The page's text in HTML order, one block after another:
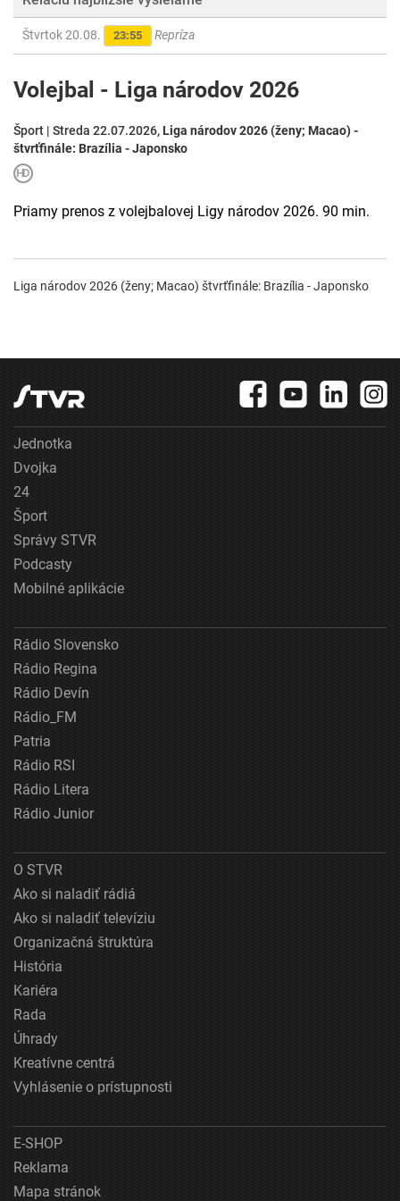
Štvrtok 20.08. 23:55 Repríza
Volejbal - Liga národov 2026
Šport | Streda 22.07.2026, Liga národov 2026 (ženy; Macao) -
štvrťfinále: Brazília - Japonsko
Priamy prenos z volejbalovej Ligy národov 2026. 90 min.
Liga národov 2026 (ženy; Macao) štvrťfinále: Brazília - Japonsko
Jednotka
Dvojka
24
Šport
Správy STVR
Podcasty
Mobilné aplikácie
Rádio Slovensko
Rádio Regina
Rádio Devín
Rádio_FM
Patria
Rádio RSI
Rádio Litera
Rádio Junior
O STVR
Ako si naladiť rádiá
Ako si naladiť televíziu
Organizačná štruktúra
História
Kariéra
Rada
Úhrady
Kreatívne centrá
Vyhlásenie o prístupnosti
E-SHOP
Reklama
Mapa stránok